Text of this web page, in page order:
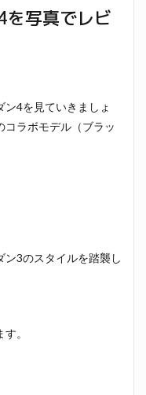
を写真でレビ
ン4を見ていきましょ
コラボモデル（ブラッ
ン3のスタイルを踏襲し
。